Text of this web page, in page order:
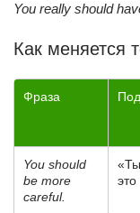
You really should
Как меняется
Фраза
You should
be more
careful.